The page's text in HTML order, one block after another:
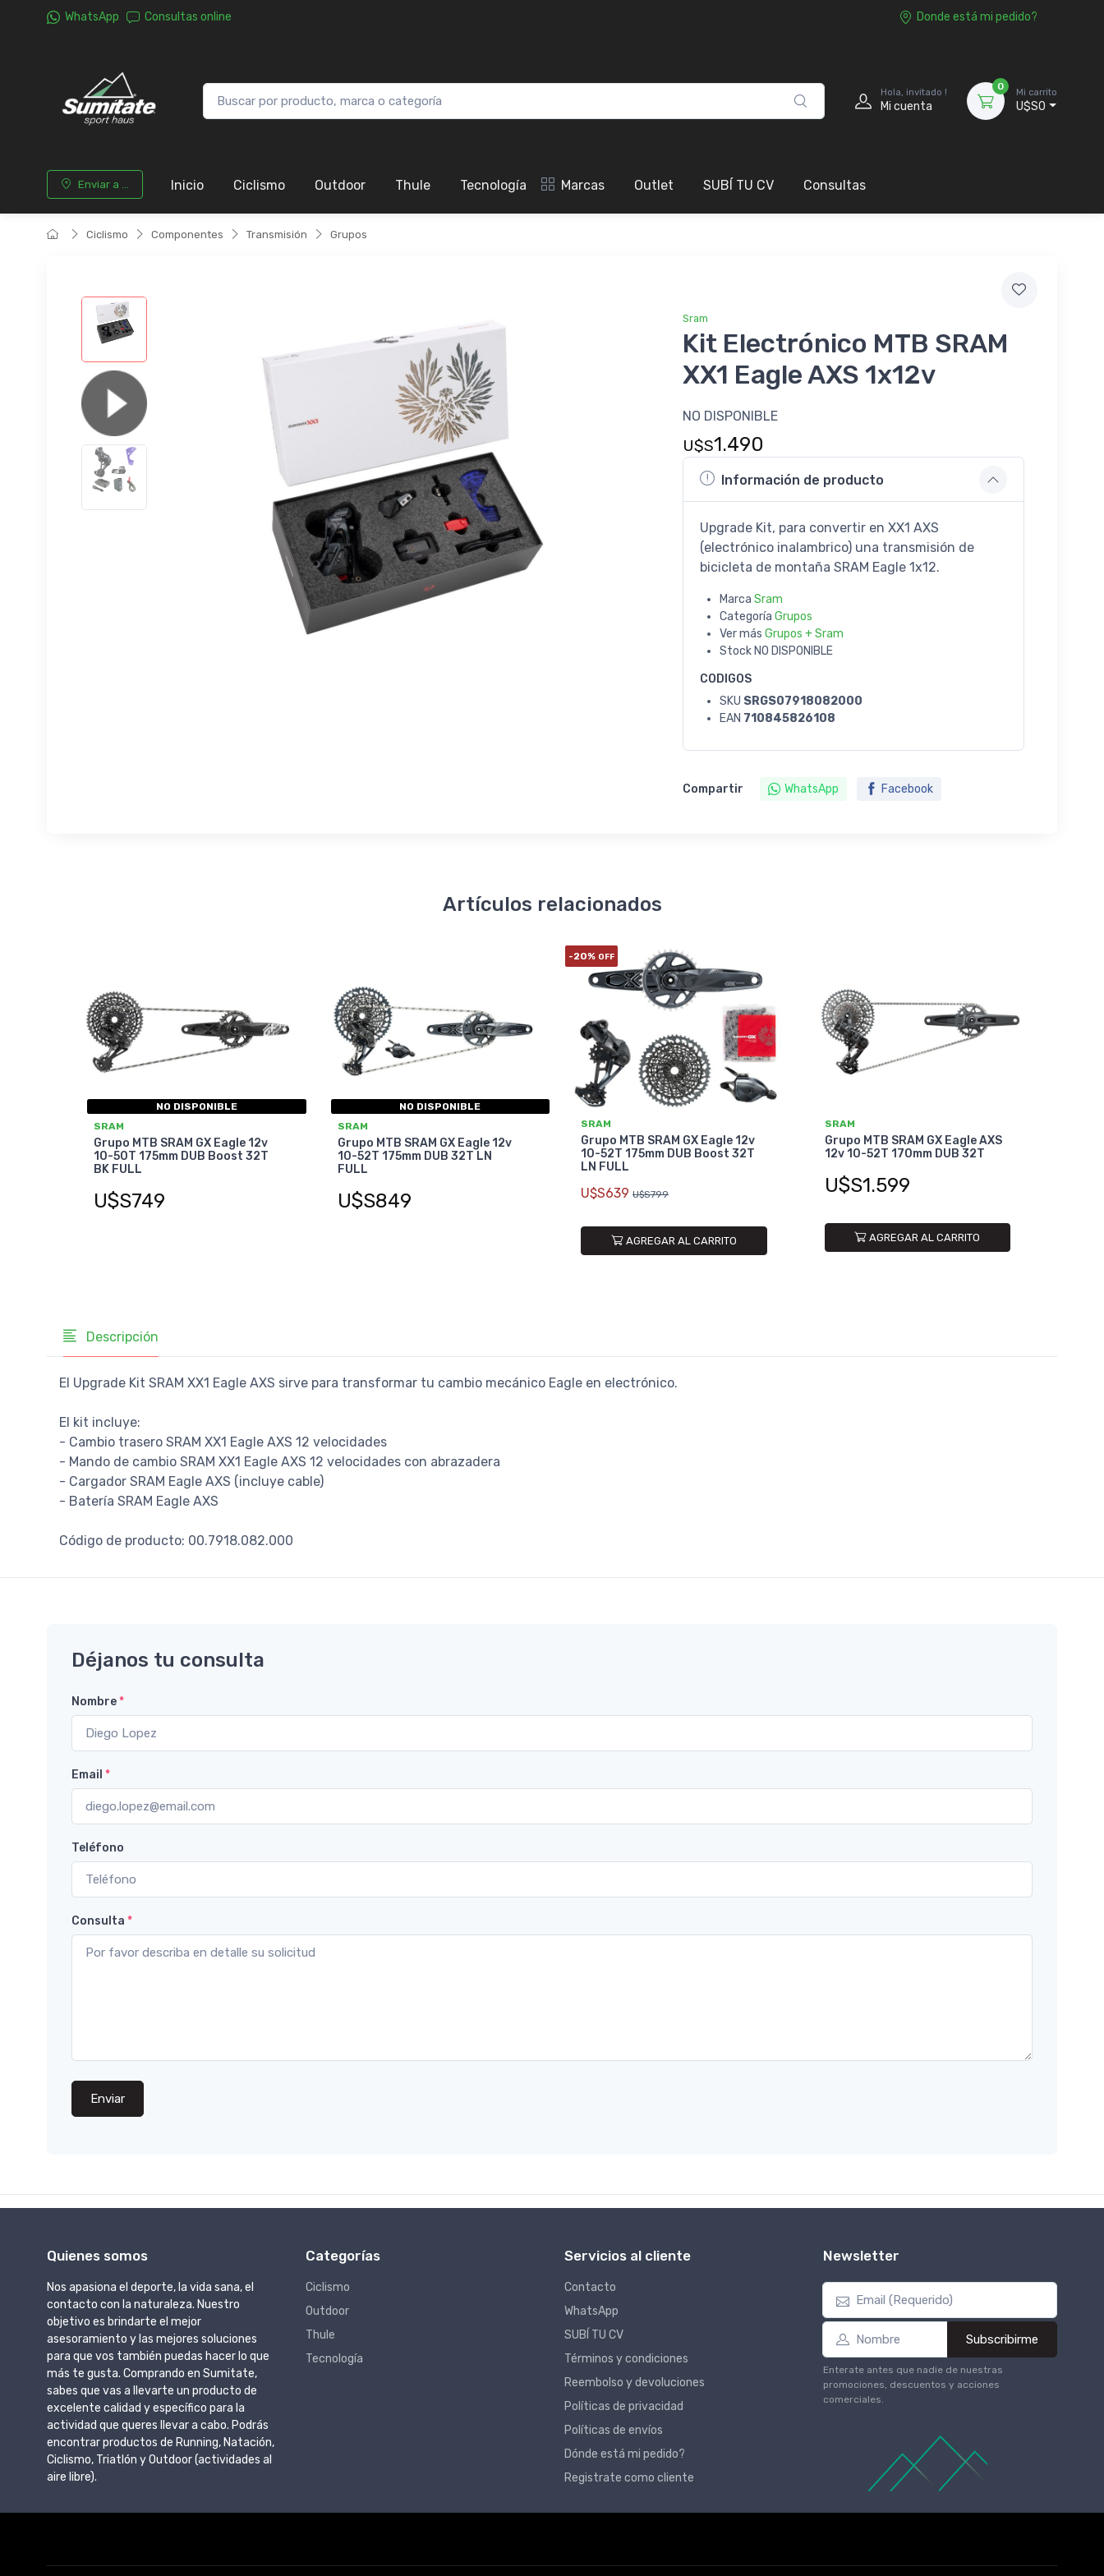
WhatsApp Consultas online Donde está mi pedido?
Hola, invitado !
Mi cuenta
0
Mi carrito
U$S0
Enviar a ... Inicio Ciclismo Outdoor Thule Tecnología Marcas Outlet SUBÍ TU CV Consultas
Ciclismo Componentes Transmisión Grupos
Sram
Kit Electrónico MTB SRAM
XX1 Eagle AXS 1x12v
NO DISPONIBLE
U$S1.490
Información de producto
Upgrade Kit, para convertir en XX1 AXS
(electrónico inalambrico) una transmisión de
bicicleta de montaña SRAM Eagle 1x12.
Marca Sram
Categoría Grupos
Ver más Grupos + Sram
Stock NO DISPONIBLE
CODIGOS
SKU SRGS07918082000
EAN 710845826108
Compartir WhatsApp Facebook
Artículos relacionados
NO DISPONIBLE
SRAM
Grupo MTB SRAM GX Eagle 12v
10-50T 175mm DUB Boost 32T
BK FULL
U$S749
NO DISPONIBLE
SRAM
Grupo MTB SRAM GX Eagle 12v
10-52T 175mm DUB 32T LN
FULL
U$S849
-20% OFF
SRAM
Grupo MTB SRAM GX Eagle 12v
10-52T 175mm DUB Boost 32T
LN FULL
U$S639 U$S799
AGREGAR AL CARRITO
SRAM
Grupo MTB SRAM GX Eagle AXS
12v 10-52T 170mm DUB 32T
U$S1.599
AGREGAR AL CARRITO
Descripción
El Upgrade Kit SRAM XX1 Eagle AXS sirve para transformar tu cambio mecánico Eagle en electrónico.
El kit incluye:
- Cambio trasero SRAM XX1 Eagle AXS 12 velocidades
- Mando de cambio SRAM XX1 Eagle AXS 12 velocidades con abrazadera
- Cargador SRAM Eagle AXS (incluye cable)
- Batería SRAM Eagle AXS
Código de producto: 00.7918.082.000
Déjanos tu consulta
Nombre*
Email *
Teléfono
Consulta *
Enviar
Quienes somos
Nos apasiona el deporte, la vida sana, el
contacto con la naturaleza. Nuestro
objetivo es brindarte el mejor
asesoramiento y las mejores soluciones
para que vos también puedas hacer lo que
más te gusta. Comprando en Sumitate,
sabes que vas a llevarte un producto de
excelente calidad y específico para la
actividad que queres llevar a cabo. Podrás
encontrar productos de Running, Natación,
Ciclismo, Triatlón y Outdoor (actividades al
aire libre).
Categorías
Ciclismo
Outdoor
Thule
Tecnología
Servicios al cliente
Contacto
WhatsApp
SUBÍ TU CV
Términos y condiciones
Reembolso y devoluciones
Políticas de privacidad
Políticas de envíos
Dónde está mi pedido?
Registrate como cliente
Newsletter
Subscribirme
Enterate antes que nadie de nuestras
promociones, descuentos y acciones
comerciales.